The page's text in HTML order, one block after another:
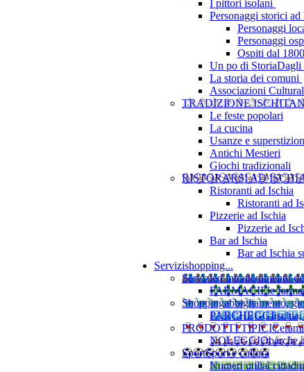
I pittori isolani
Personaggi storici ad
Personaggi
Personaggi
Ospiti dal
Un po di StoriaDagli
La storia dei comuni
Associazioni
TRADIZIONE
Le feste popolari
La cucina
Usanze e
Antichi Mestieri
Giochi tradizionali
RISTORARSI AD
Ristoranti ad Ischia
Ristoranti ad
Pizzerie ad Ischia
Pizzerie ad
Bar ad Ischia
Bar ad Ischia
Servizishopping...
Servizied intrattenimento
FARMACIEle
Shoppingabbigliamento,
PARCHEGGI
PRODOTTI TIPICI
NOLEGGIObarche
SportSport e cultura
Numeri utilial